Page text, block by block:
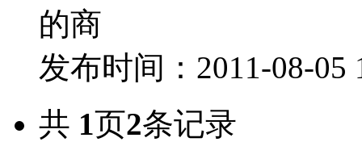
的商
发布时间：2011-08-
共 1页2条记录